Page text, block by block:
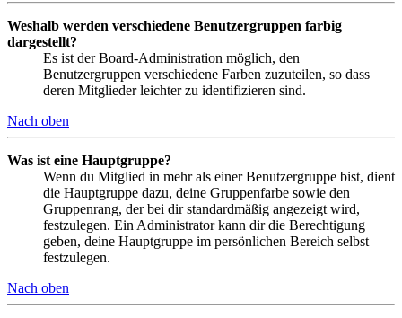
Weshalb werden verschiedene Benutzergruppen farbig
dargestellt?
Es ist der Board-Administration möglich, den
Benutzergruppen verschiedene Farben zuzuteilen, so dass
deren Mitglieder leichter zu identifizieren sind.
Nach oben
Was ist eine Hauptgruppe?
Wenn du Mitglied in mehr als einer Benutzergruppe bist, dient
die Hauptgruppe dazu, deine Gruppenfarbe sowie den
Gruppenrang, der bei dir standardmäßig angezeigt wird,
festzulegen. Ein Administrator kann dir die Berechtigung
geben, deine Hauptgruppe im persönlichen Bereich selbst
festzulegen.
Nach oben